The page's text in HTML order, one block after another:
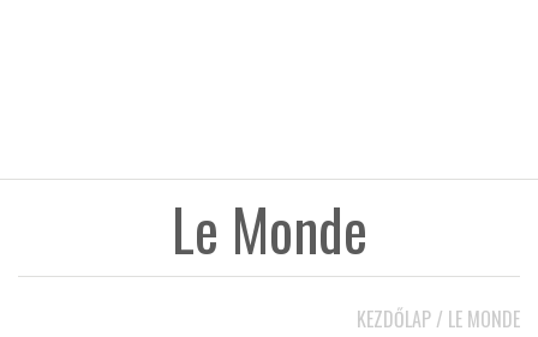
Le Monde
KEZDŐLAP / LE MONDE